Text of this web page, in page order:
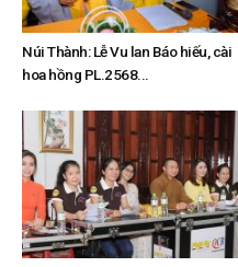
Núi Thành: Lễ Vu lan Báo hiếu, cài
hoa hồng PL.2568...